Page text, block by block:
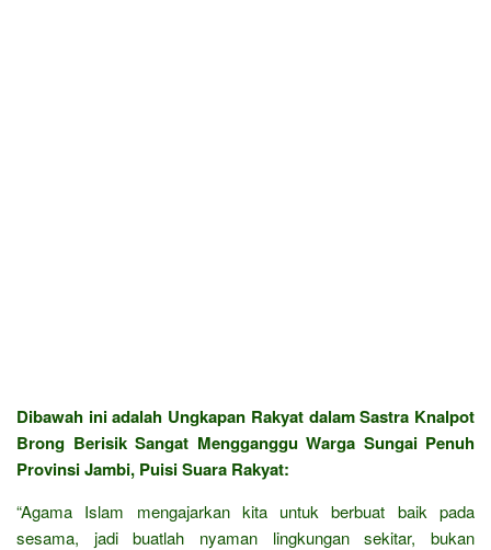
Dibawah ini adalah Ungkapan Rakyat dalam Sastra Knalpot
Brong Berisik Sangat Mengganggu Warga Sungai Penuh
Provinsi Jambi, Puisi Suara Rakyat:
“Agama Islam mengajarkan kita untuk berbuat baik pada
sesama, jadi buatlah nyaman lingkungan sekitar, bukan